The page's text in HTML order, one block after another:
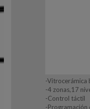
-Vitrocerámica
-4 zonas,17
-Control táctil
-Programación